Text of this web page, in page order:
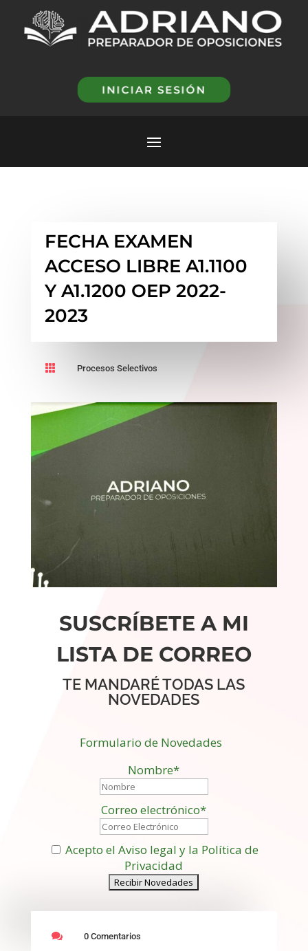
INICIAR SESIÓN
FECHA EXAMEN
ACCESO LIBRE A1.1100
Y A1.1200 OEP 2022-
2023
 Procesos Selectivos
SUSCRÍBETE A MI
LISTA DE CORREO
TE MANDARÉ TODAS LAS
NOVEDADES
Formulario de Novedades
Nombre*
Correo electrónico*
Acepto el Aviso legal y la Política de
Privacidad
 0 Comentarios